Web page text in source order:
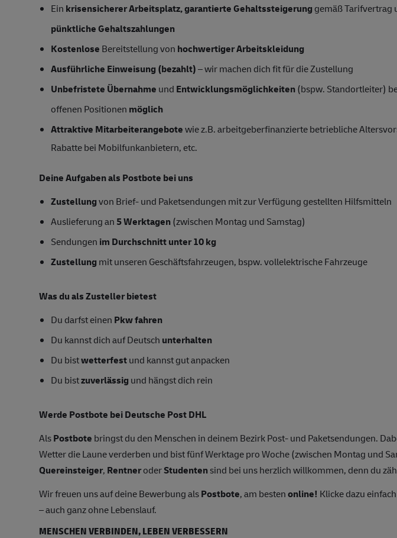
Ein krisensicherer Arbeitsplatz, garantierte Gehaltssteigerung gemäß Tarifvertrag
pünktliche Gehaltszahlungen
Kostenlose Bereitstellung von hochwertiger Arbeitskleidung
Ausführliche Einweisung (bezahlt)– wir machen dich fit für die Zustellung
Unbefristete Übernahme und Entwicklungsmöglichkeiten(bspw. Standortleiter)
offenen Positionen möglich
Attraktive Mitarbeiterangebotewie z.B. arbeitgeberfinanzierte betriebliche
Rabatte bei Mobilfunkanbietern, etc.
Deine Aufgaben als Postbote bei uns
Zustellungvon Brief- und Paketsendungen mit zur Verfügung gestellten Hilfsmitteln
Auslieferung an5 Werktagen(zwischen Montag und Samstag)
Sendungen im Durchschnitt unter 10 kg
Zustellung mit unseren Geschäftsfahrzeugen, bspw. vollelektrische Fahrzeuge
Was du als Zusteller bietest
Du darfst einen Pkw fahren
Du kannst dich auf Deutsch unterhalten
Du bistwetterfestund kannst gut anpacken
Du bistzuverlässig und hängst dich rein
Werde Postbote bei Deutsche Post DHL
AlsPostbote bringst du den Menschen in deinem Bezirk Post- und Paketsendungen.
Wetter die Laune verderben und bist fünf Werktage pro Woche (zwischen Montag und
Quereinsteiger, RentneroderStudentensind bei uns herzlich willkommen, denn du
Wir freuen uns auf deine Bewerbung alsPostbote, am bestenonline! Klicke dazu
– auch ganz ohne Lebenslauf.
MENSCHEN VERBINDEN, LEBEN VERBESSERN